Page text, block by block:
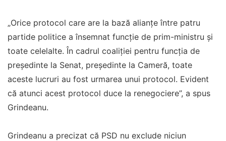
„Orice protocol care are la bază alianțe între patru
partide politice a însemnat funcție de prim-ministru și
toate celelalte. În cadrul coaliției pentru funcția de
președinte la Senat, președinte la Cameră, toate
aceste lucruri au fost urmarea unui protocol. Evident
că atunci acest protocol duce la renegociere”, a spus
Grindeanu.
Grindeanu a precizat că PSD nu exclude niciun